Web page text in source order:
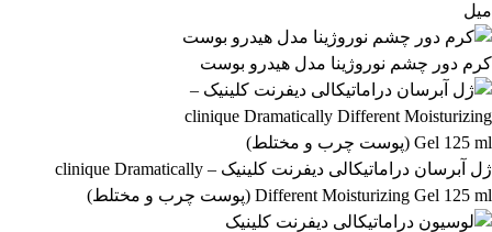
فیلتر بر اساس برند:
MAISON ALHAMBRA 83
فیلتر بر اساس دسته بندی:
آرایشی و بهداشتی 558 بهداشتی و پوستی
رژ لب مدادی لچیک
میل
کرم دور چشم نوروژینا مدل هیدرو بوست
ژل آبرسان دراماتیکالی دیفرنت کلینیک – clinique Dramatically
Different Moisturizing Gel 125 ml (پوست چرب و مختلط)